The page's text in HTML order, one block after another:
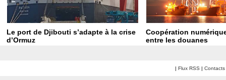
Le port de Djibouti s’adapte à la crise
d’Ormuz
Coopération
entre les douanes
| Flux RSS | Contacts